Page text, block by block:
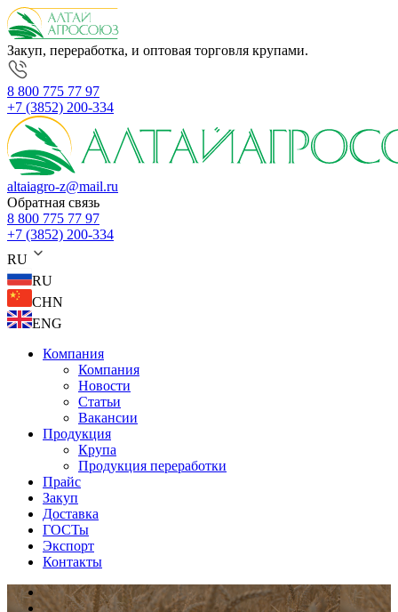
Закуп, переработка, и оптовая торговля крупами.
8 800 775 77 97
+7 (3852) 200-334
altaiagro-z@mail.ru
Обратная связь
8 800 775 77 97
+7 (3852) 200-334
RU
RU
CHN
ENG
Компания
Компания
Новости
Статьи
Вакансии
Продукция
Крупа
Продукция переработки
Прайс
Закуп
Доставка
ГОСТы
Экспорт
Контакты